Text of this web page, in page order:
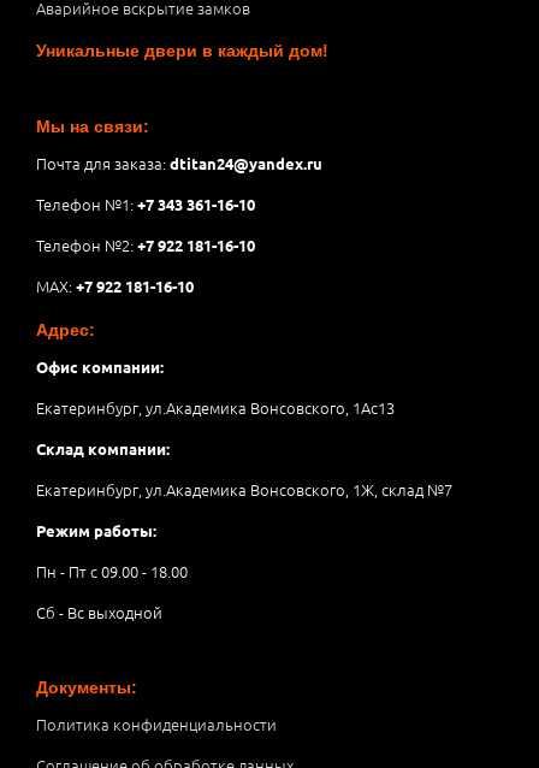
Аварийное вскрытие замков
Уникальные двери в каждый дом!
Мы на связи:
Почта для заказа:dtitan24@yandex.ru
Телефон №1:+7 343 361-16-10
Телефон №2:+7 922 181-16-10
MAX:+7 922 181-16-10
Адрес:
Офис компании:
Екатеринбург, ул.Академика Вонсовского, 1Аc13
Склад компании:
Екатеринбург, ул.Академика Вонсовского, 1Ж, склад №7
Режим работы:
Пн - Пт с 09.00 - 18.00
Сб - Вс выходной
Документы:
Политика конфиденциальности